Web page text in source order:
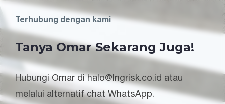
Terhubung dengan kami
Tanya Omar Sekarang Juga!
Hubungi Omar di halo@lngrisk.co.id atau
melalui alternatif chat WhatsApp.